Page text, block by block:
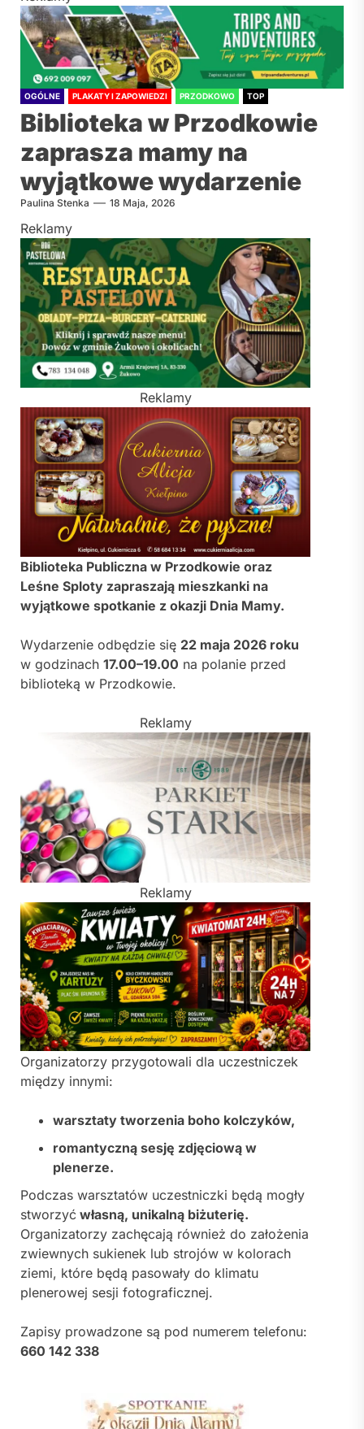
OGÓLNE PLAKATY I ZAPOWIEDZI PRZODKOWO TOP
Biblioteka w Przodkowie
zaprasza mamy na
wyjątkowe wydarzenie
Paulina Stenka 18 Maja, 2026
Reklamy
Reklamy
Biblioteka Publiczna w Przodkowie oraz
Leśne Sploty zapraszają mieszkanki na
wyjątkowe spotkanie z okazji Dnia Mamy.
Wydarzenie odbędzie się 22 maja 2026 roku
w godzinach 17.00–19.00 na polanie przed
biblioteką w Przodkowie.
Reklamy
Reklamy
Organizatorzy przygotowali dla uczestniczek
między innymi:
warsztaty tworzenia boho kolczyków,
romantyczną sesję zdjęciową w
plenerze.
Podczas warsztatów uczestniczki będą mogły
stworzyć własną, unikalną biżuterię.
Organizatorzy zachęcają również do założenia
zwiewnych sukienek lub strojów w kolorach
ziemi, które będą pasowały do klimatu
plenerowej sesji fotograficznej.
Zapisy prowadzone są pod numerem telefonu:
660 142 338